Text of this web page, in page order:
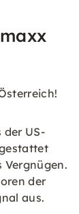
US-
Vergnügen.
der
aus.